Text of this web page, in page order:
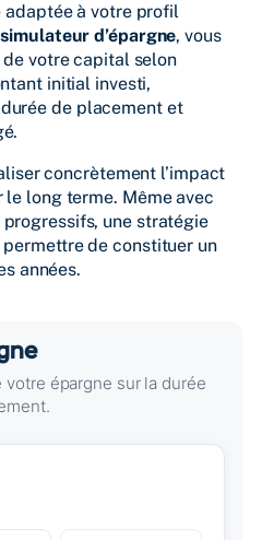
à votre profil
simulateur d’épargne, vous
de votre capital selon
initial investi,
de placement et
concrètement l’impact
long terme. Même avec
une stratégie
de constituer un
années.
épargne sur la durée